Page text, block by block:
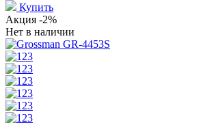
Купить
Акция -2%
Нет в наличии